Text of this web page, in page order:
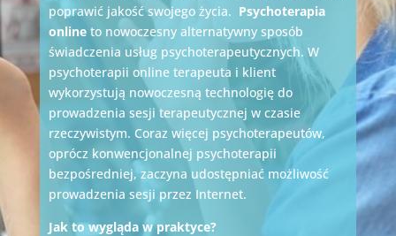
poprawić jakość swojego życia. Psychoterapia
onlineto nowoczesny alternatywny sposób
świadczenia usług psychoterapeutycznych. W
psychoterapii online terapeuta i klient
wykorzystują nowoczesną technologię do
prowadzenia sesji terapeutycznej w czasie
rzeczywistym. Coraz więcej psychoterapeutów,
oprócz konwencjonalnej psychoterapii
bezpośredniej, zaczyna udostępniać możliwość
prowadzenia sesji przez Internet.
Jak to wygląda w praktyce?